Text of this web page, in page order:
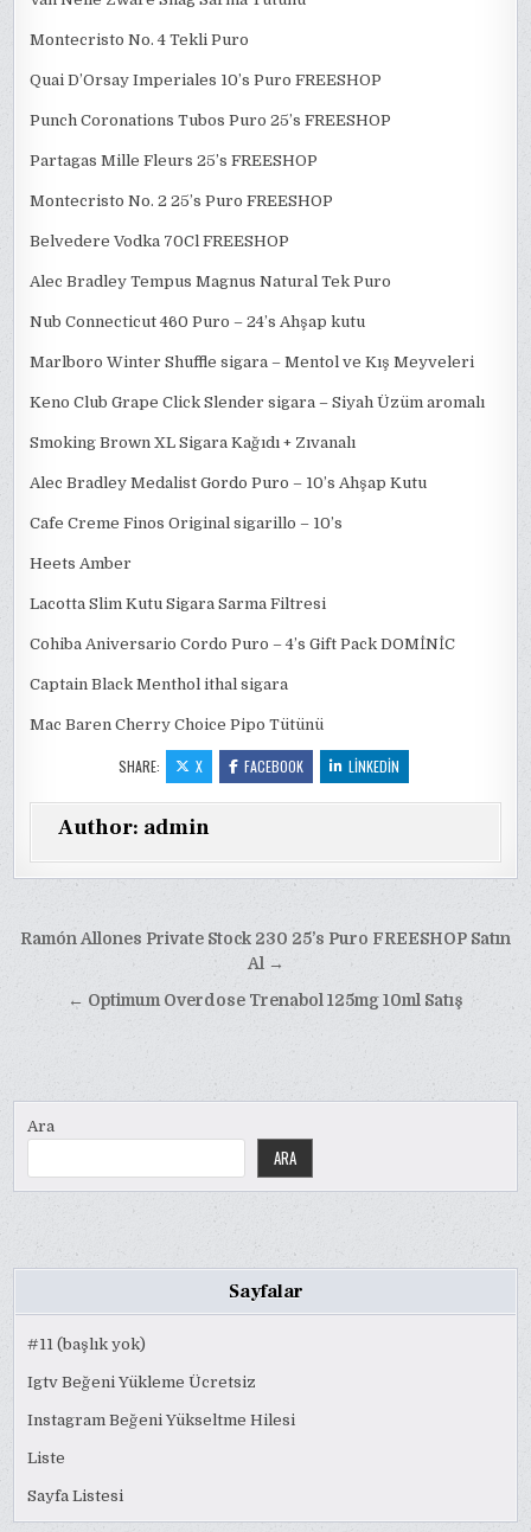
Montecristo No. 4 Tekli Puro
Quai D’Orsay Imperiales 10’s Puro FREESHOP
Punch Coronations Tubos Puro 25’s FREESHOP
Partagas Mille Fleurs 25’s FREESHOP
Montecristo No. 2 25’s Puro FREESHOP
Belvedere Vodka 70Cl FREESHOP
Alec Bradley Tempus Magnus Natural Tek Puro
Nub Connecticut 460 Puro – 24’s Ahşap kutu
Marlboro Winter Shuffle sigara – Mentol ve Kış Meyveleri
Keno Club Grape Click Slender sigara – Siyah Üzüm aromalı
Smoking Brown XL Sigara Kağıdı + Zıvanalı
Alec Bradley Medalist Gordo Puro – 10’s Ahşap Kutu
Cafe Creme Finos Original sigarillo – 10’s
Heets Amber
Lacotta Slim Kutu Sigara Sarma Filtresi
Cohiba Aniversario Cordo Puro – 4’s Gift Pack DOMİNİC
Captain Black Menthol ithal sigara
Mac Baren Cherry Choice Pipo Tütünü
SHARE: X FACEBOOK LINKEDIN
Author: admin
Yazı
Ramón Allones Private Stock 230 25’s Puro FREESHOP Satın
Al →
← Optimum Overdose Trenabol 125mg 10ml Satış
Ara
ARA
Sayfalar
#11 (başlık yok)
Igtv Beğeni Yükleme Ücretsiz
Instagram Beğeni Yükseltme Hilesi
Liste
Sayfa Listesi